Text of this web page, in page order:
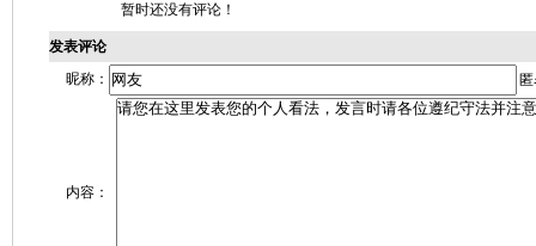
暂时还没有评论！
发表评论
昵称：
内容：